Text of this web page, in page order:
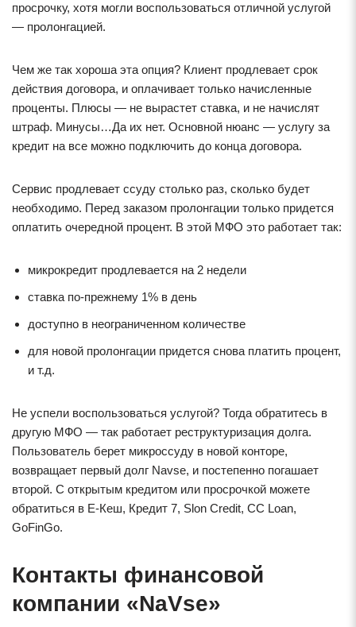
просрочку, хотя могли воспользоваться отличной услугой
— пролонгацией.
Чем же так хороша эта опция? Клиент продлевает срок
действия договора, и оплачивает только начисленные
проценты. Плюсы — не вырастет ставка, и не начислят
штраф. Минусы…Да их нет. Основной нюанс — услугу за
кредит на все можно подключить до конца договора.
Сервис продлевает ссуду столько раз, сколько будет
необходимо. Перед заказом пролонгации только придется
оплатить очередной процент. В этой МФО это работает так:
микрокредит продлевается на 2 недели
ставка по-прежнему 1% в день
доступно в неограниченном количестве
для новой пролонгации придется снова платить процент,
и т.д.
Не успели воспользоваться услугой? Тогда обратитесь в
другую МФО — так работает реструктуризация долга.
Пользователь берет микроссуду в новой конторе,
возвращает первый долг Navse, и постепенно погашает
второй. С открытым кредитом или просрочкой можете
обратиться в Е-Кеш, Кредит 7, Slon Credit, CC Loan,
GoFinGo.
Контакты финансовой
компании «NaVse»